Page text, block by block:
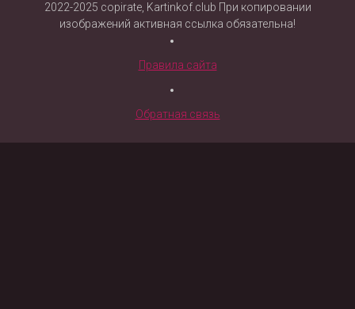
2022-2025 copirate, Kartinkof.club При копировании
изображений активная ссылка обязательна!
Правила сайта
Обратная связь